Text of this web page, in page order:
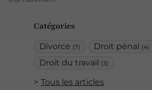
Catégories
Divorce (7) Droit pénal (4)
Droit du travail (3)
Tous les articles